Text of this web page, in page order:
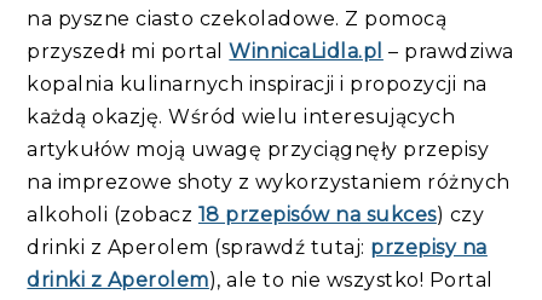
na pyszne ciasto czekoladowe. Z pomocą
przyszedł mi portalWinnicaLidla.pl – prawdziwa
kopalnia kulinarnych inspiracji i propozycji na
każdą okazję. Wśród wielu interesujących
artykułów moją uwagę przyciągnęły przepisy
na imprezowe shoty z wykorzystaniem różnych
alkoholi (zobacz 18 przepisów na sukces) czy
drinki z Aperolem (sprawdź tutaj: przepisy na
drinki z Aperolem), ale to nie wszystko! Portal